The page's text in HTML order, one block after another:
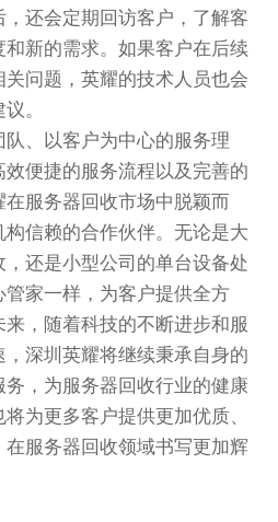
还会定期回访客户，了解客
和新的需求。如果客户在后续
问题，英耀的技术人员也会
。
、以客户为中心的服务理
便捷的服务流程以及完善的
服务器回收市场中脱颖而
信赖的合作伙伴。无论是大
还是小型公司的单台设备处
家一样，为客户提供全方
，随着科技的不断进步和服
深圳英耀将继续秉承自身的
，为服务器回收行业的健康
为更多客户提供更加优质、
服务器回收领域书写更加辉